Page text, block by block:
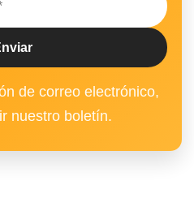
de correo electrónico,
nuestro boletín.